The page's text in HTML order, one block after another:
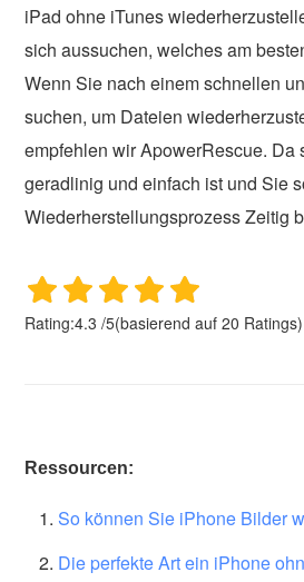
iPad ohne iTunes
sich aussuchen, welches am
Wenn Sie nach einem schnellen
suchen, um Dateien
empfehlen wir ApowerRescue. Da
geradlinig und einfach ist und Sie
Wiederherstellungsprozess Zeitig
Rating:4.3 /5(basierend auf20 Ratings)
Ressourcen:
So können Sie iPhone Bilder
Die perfekte Art ein iPhone